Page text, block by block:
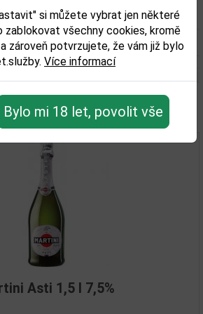
si můžete vybrat jen některé
zablokovat všechny cookies, kromě
zároveň potvrzujete, že vám již bylo
Více informací
Bylo mi 18 let, povolit vše
10,5
0,75
Asti 1,5 l 7,5%